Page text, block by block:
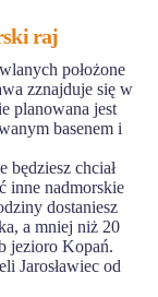
raj
położone
zznajduje się w
planowana jest
basenem i
będziesz chciał
inne nadmorskie
dostaniesz
a mniej niż 20
jezioro Kopań.
Jarosławiec od